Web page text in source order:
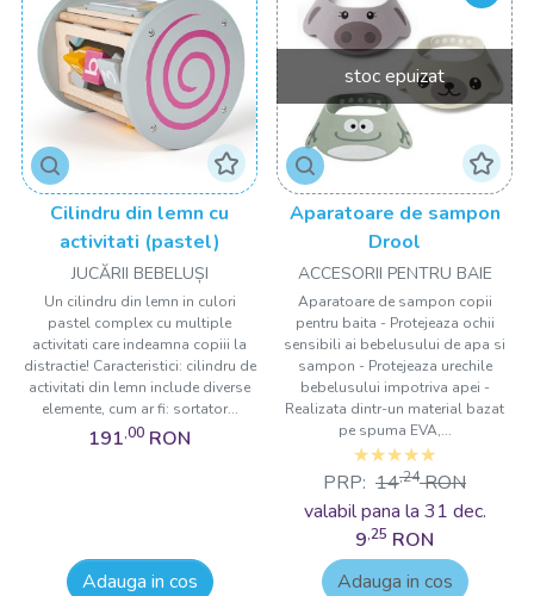
Cilindru din lemn cu
activitati (pastel)
JUCĂRII BEBELUȘI
Un cilindru din lemn in culori
pastel complex cu multiple
activitati care indeamna copiii la
distractie! Caracteristici: cilindru de
activitati din lemn include diverse
elemente, cum ar fi: sortator...
191,00 RON
Adauga in cos
stoc epuizat
Aparatoare de sampon
Drool
ACCESORII PENTRU BAIE
Aparatoare de sampon copii
pentru baita - Protejeaza ochii
sensibili ai bebelusului de apa si
sampon - Protejeaza urechile
bebelusului impotriva apei -
Realizata dintr-un material bazat
pe spuma EVA,...
PRP: 14,24 RON
valabil pana la 31 dec.
9,25 RON
Adauga in cos